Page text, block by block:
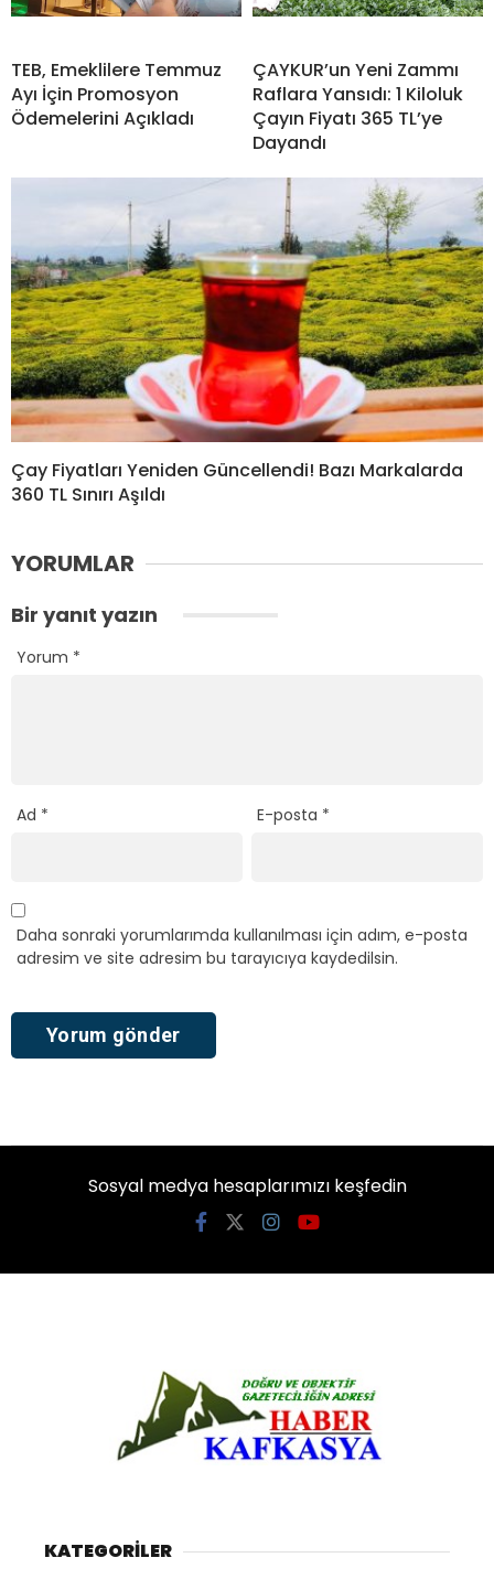
TEB, Emeklilere Temmuz
Ayı İçin Promosyon
Ödemelerini Açıkladı
ÇAYKUR’un Yeni Zammı
Raflara Yansıdı: 1 Kiloluk
Çayın Fiyatı 365 TL’ye
Dayandı
Çay Fiyatları Yeniden Güncellendi! Bazı Markalarda
360 TL Sınırı Aşıldı
YORUMLAR
Bir yanıt yazın
Yorum *
Ad * E-posta *
Daha sonraki yorumlarımda kullanılması için adım, e-posta
adresim ve site adresim bu tarayıcıya kaydedilsin.
Sosyal medya hesaplarımızı keşfedin
KATEGORİLER